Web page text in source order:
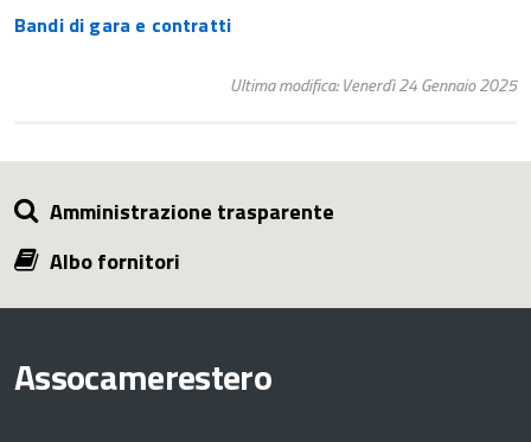
Bandi di gara e contratti
Ultima modifica: Venerdì 24 Gennaio 2025
Amministrazione trasparente
Albo fornitori
Assocamerestero